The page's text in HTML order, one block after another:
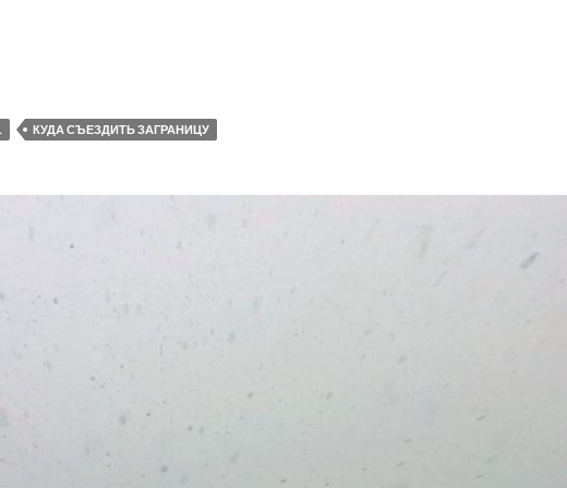
КУДА СЪЕЗДИТЬ ЗАГРАНИЦУ